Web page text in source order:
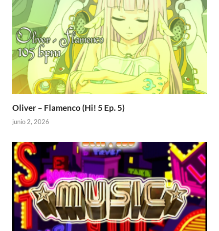
Oliver – Flamenco (Hi! 5 Ep. 5)
junio 2, 2026